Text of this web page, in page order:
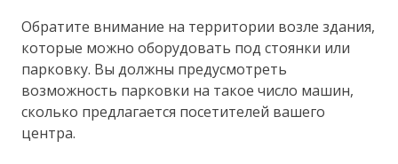
Обратите внимание на территории возле здания,
которые можно оборудовать под стоянки или
парковку. Вы должны предусмотреть
возможность парковки на такое число машин,
сколько предлагается посетителей вашего
центра.